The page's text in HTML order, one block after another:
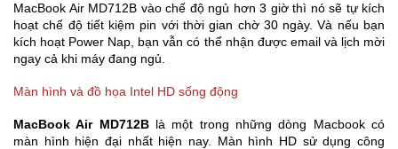
MacBook Air MD712B vào chế độ ngủ hơn 3 giờ thì nó sẽ tự kích
hoạt chế độ tiết kiệm pin với thời gian chờ 30 ngày. Và nếu bạn
kích hoạt Power Nap, bạn vẫn có thể nhận được email và lịch mời
ngay cả khi máy đang ngủ.
Màn hình và đồ họa Intel HD sống động
MacBook Air MD712Blà một trong những dòng Macbook có
màn hình hiện đại nhất hiện nay. Màn hình HD sử dụng công